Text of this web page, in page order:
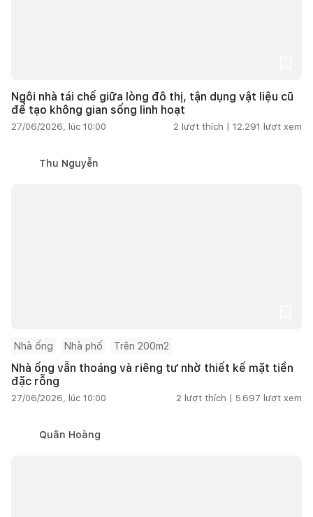
Ngôi nhà tái chế giữa lòng đô thị, tận dụng vật liệu cũ
để tạo không gian sống linh hoạt
27/06/2026, lúc 10:00 2 lượt thích | 12.291 lượt xem
Thu Nguyễn
Nhà ống Nhà phố Trên 200m2
Nhà ống vẫn thoáng và riêng tư nhờ thiết kế mặt tiền
đặc rỗng
27/06/2026, lúc 10:00 2 lượt thích | 5.697 lượt xem
Quân Hoàng